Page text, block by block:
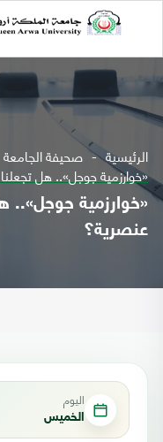
الرئيسية صحيفة الجامعة
«خوارزمية جوجل».. هل
«خوارزمية جوجل»..
عنصرية؟
اليوم
الخميس